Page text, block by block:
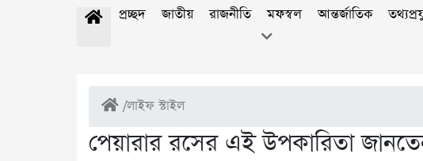
প্রচ্ছদ জাতীয় রাজনীতি মফস্বল আন্তর্জাতিক
/লাইফ স্টাইল
পেয়ারার রসের এই উপকারিতা